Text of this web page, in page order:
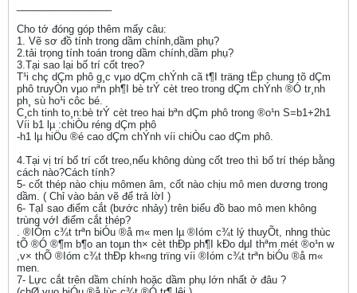
Cho tớ đóng góp thêm mấy câu:
1. Vẽ sơ đồ tính trong dầm chính,dầm phụ?
2.tải trọng tính toán trong dầm chính,dầm phụ?
3.Tại sao lại bố trí cốt treo?
T¹i chç dÇm phô g¸c vµo dÇm chÝnh cã t¶I träng tËp chung tõ dÇm
phô truyÒn vµo nªn ph¶I bè trÝ cèt treo trong dÇm chÝnh ®Ó tr¸nh
ph¸ sù ho¹i côc bé.
C¸ch tinh to¸n:bè trÝ cèt treo hai bªn dÇm phô trong ®o¹n S=b1+2h1
Víi b1 lµ :chiÒu réng dÇm phô
-h1 lµ hiÖu ®é cao dÇm chÝnh víi chiÒu cao dÇm phô.
4.Tại vị trí bố trí cốt treo,nếu không dùng cốt treo thì bố trí thép bằng
cách nào?Cách tính?
5- cốt thép nào chịu mômen âm, cốt nào chịu mô men dương trong
dầm. ( Chỉ vào bản vẽ để trả lờI )
6- TạI sao điểm cắt (bước nhảy) trên biểu đồ bao mô men không
trùng vớI điểm cắt thép?
. ®IÓm c¾t trªn biÓu ®å m« men lµ ®Ióm c¾t lý thuyÕt, nh­ng thùc
tÕ ®Ó ®¶m b¶o an toµn th× cèt thÐp ph¶I kÐo dµI thªm mét ®o¹n w
,v× thÕ ®Ióm c¾t thÐp kh«ng trïng víi ®Ióm c¾t trªn biÓu ®å m«
men.
7- Lực cắt trên dầm chính hoặc dầm phụ lớn nhất ở đâu ?